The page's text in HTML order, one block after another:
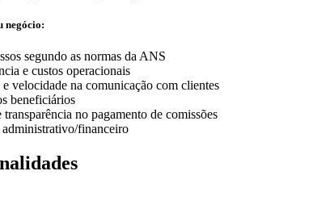
negócio:
segundo as normas da ANS
e custos operacionais
velocidade na comunicação com clientes
beneficiários
no pagamento de comissões
financeiro